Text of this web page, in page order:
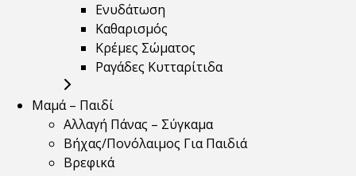
Ενυδάτωση
Καθαρισμός
Κρέμες Σώματος
Ραγάδες Κυτταρίτιδα
Μαμά – Παιδί
Αλλαγή Πάνας – Σύγκαμα
Βήχας/Πονόλαιμος Για Παιδιά
Βρεφικά